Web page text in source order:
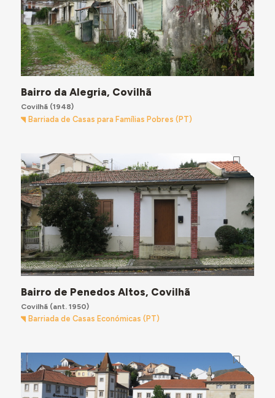
Bairro da Alegria, Covilhã
Covilhã(1948)
Barriada de Casas para Famílias Pobres (PT)
Bairro de Penedos Altos, Covilhã
Covilhã(ant. 1950)
Barriada de Casas Económicas (PT)